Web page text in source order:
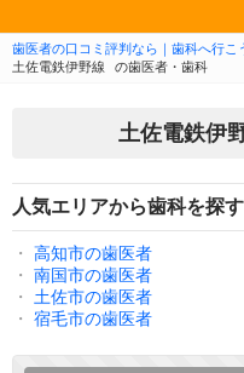
歯医者の口コミ評判なら｜歯科へ行こ
土佐電鉄伊野線
の歯医者・歯科
土佐電鉄伊
人気エリアから歯科を探す
・ 高知市の歯医者
・
南国市の歯医者
・
土佐市の歯医者
・
宿毛市の歯医者